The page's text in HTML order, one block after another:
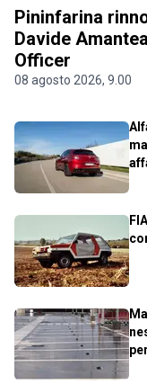
Pininfarina
Davide
Officer
08 agosto 2026, 9.00